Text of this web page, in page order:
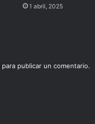
1 abril, 2025
para publicar un comentario.